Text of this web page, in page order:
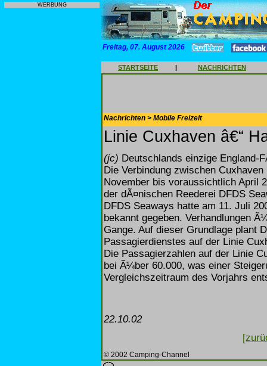
WERBUNG
Freitag, 07. August 2026
STARTSEITE | NACHRICHTEN
Nachrichten > Mobile Freizeit
Linie Cuxhaven â€“
(jc) Deutschlands einzige England-
Die Verbindung zwischen
November bis voraussichtlich April
der dÃ¤nischen Reederei DFDS
DFDS Seaways hatte am 11. Juli
bekannt gegeben. Verhandlungen
Gange. Auf dieser Grundlage plant
Passagierdienstes auf der Linie
Die Passagierzahlen auf der Linie
bei Ã¼ber 60.000, was einer
Vergleichszeitraum des Vorjahrs
22.10.02
© 2002 Camping-Channel